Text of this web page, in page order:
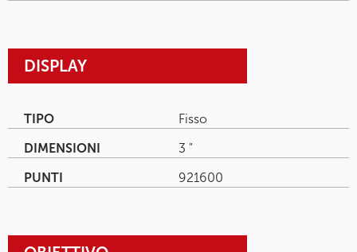
DISPLAY
TIPO
Fisso
DIMENSIONI
3 "
PUNTI
921600